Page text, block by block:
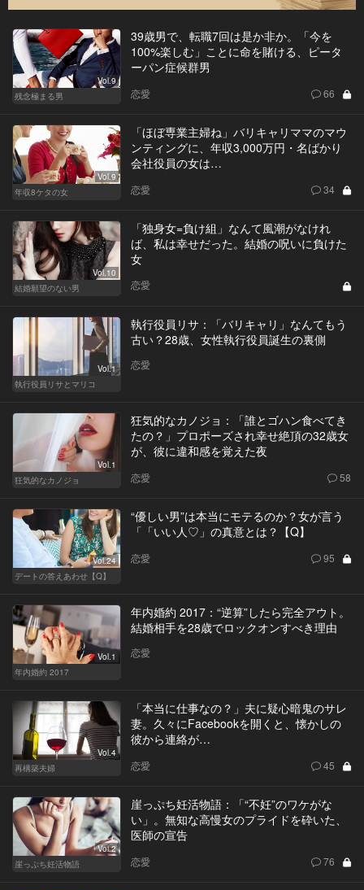
Vol.9
残念極まる男
39歳男で、転職7回は是か非か。「今を
100%楽しむ」ことに命を賭ける、ピータ
ーパン症候群男
恋愛 66
Vol.9
年収8ケタの女
「ほぼ専業主婦ね」バリキャリママのマウ
ンティングに、年収3,000万円・名ばかり
会社役員の女は…
恋愛 34
Vol.10
結婚願望のない男
「独身女=負け組」なんて風潮がなけれ
ば、私は幸せだった。結婚の呪いに負けた
女
恋愛
Vol.1
執行役員リサとマリコ
執行役員リサ：「バリキャリ」なんてもう
古い？28歳、女性執行役員誕生の裏側
恋愛
Vol.1
狂気的なカノジョ
狂気的なカノジョ：「誰とゴハン食べてき
たの？」プロポーズされ幸せ絶頂の32歳女
が、彼に違和感を覚えた夜
恋愛 58
Vol.24
デートの答えあわせ【Q】
“優しい男”は本当にモテるのか？女が言う
「「いい人♡」の真意とは？【Q】
恋愛 95
Vol.1
年内婚約 2017
年内婚約 2017：“逆算”したら完全アウト。
結婚相手を28歳でロックオンすべき理由
恋愛
Vol.4
再構築夫婦
「本当に仕事なの？」夫に疑心暗鬼のサレ
妻。久々にFacebookを開くと、懐かしの
彼から連絡が…
恋愛 45
Vol.2
崖っぷち妊活物語
崖っぷち妊活物語：「“不妊”のワケがな
い」。無知な高慢女のプライドを砕いた、
医師の宣告
恋愛 76